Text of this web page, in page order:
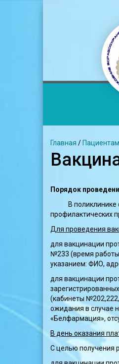
Главная / Пациентам
Порядок
В поликлинике
профилактических
Для проведения
для вакцинации
№233 (время работы
указанием: ФИО,
для вакцинации
(кабинеты
ожидания в случае
«Белфармация»,
В день оказания
С целью получения